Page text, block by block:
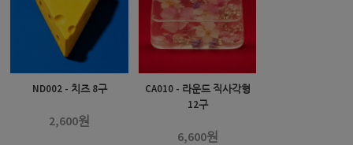
ND002 - 치즈 8구
2,600원
CA010 - 라운드 직사각형
12구
6,600원